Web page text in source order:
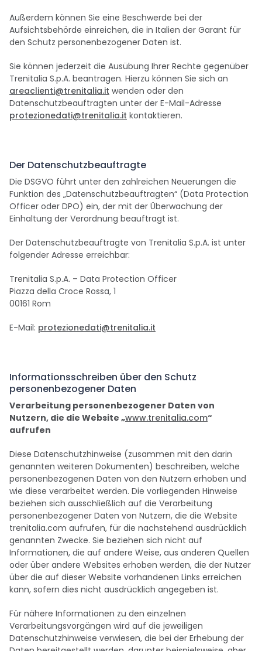
Außerdem können Sie eine Beschwerde bei der
Aufsichtsbehörde einreichen, die in Italien der Garant für
den Schutz personenbezogener Daten ist.
Sie können jederzeit die Ausübung Ihrer Rechte gegenüber
Trenitalia S.p.A. beantragen. Hierzu können Sie sich an
areaclienti@trenitalia.it wenden oder den
Datenschutzbeauftragten unter der E-Mail-Adresse
protezionedati@trenitalia.it kontaktieren.
Der Datenschutzbeauftragte
Die DSGVO führt unter den zahlreichen Neuerungen die
Funktion des „Datenschutzbeauftragten“ (Data Protection
Officer oder DPO) ein, der mit der Überwachung der
Einhaltung der Verordnung beauftragt ist.
Der Datenschutzbeauftragte von Trenitalia S.p.A. ist unter
folgender Adresse erreichbar:
Trenitalia S.p.A. – Data Protection Officer
Piazza della Croce Rossa, 1
00161 Rom
E-Mail: protezionedati@trenitalia.it
Informationsschreiben über den Schutz
personenbezogener Daten
Verarbeitung personenbezogener Daten von
Nutzern, die die Website „www.trenitalia.com“
aufrufen
Diese Datenschutzhinweise (zusammen mit den darin
genannten weiteren Dokumenten) beschreiben, welche
personenbezogenen Daten von den Nutzern erhoben und
wie diese verarbeitet werden. Die vorliegenden Hinweise
beziehen sich ausschließlich auf die Verarbeitung
personenbezogener Daten von Nutzern, die die Website
trenitalia.com aufrufen, für die nachstehend ausdrücklich
genannten Zwecke. Sie beziehen sich nicht auf
Informationen, die auf andere Weise, aus anderen Quellen
oder über andere Websites erhoben werden, die der Nutzer
über die auf dieser Website vorhandenen Links erreichen
kann, sofern dies nicht ausdrücklich angegeben ist.
Für nähere Informationen zu den einzelnen
Verarbeitungsvorgängen wird auf die jeweiligen
Datenschutzhinweise verwiesen, die bei der Erhebung der